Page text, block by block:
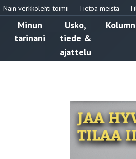
Näin verkkolehti toimii Tietoa meistä
Minun
tarinani
Usko,
tiede &
ajattelu